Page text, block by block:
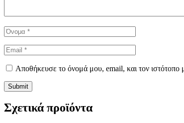
Αποθήκευσε το όνομά μου, email, και τον
Σχετικά προϊόντα